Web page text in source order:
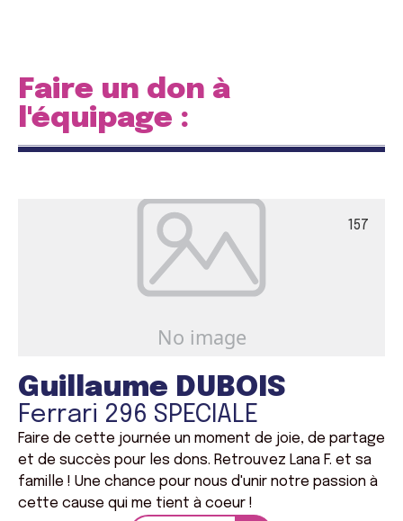
Faire un don à
l'équipage :
157
Guillaume DUBOIS
Ferrari 296 SPECIALE
Faire de cette journée un moment de joie, de partage
et de succès pour les dons. Retrouvez Lana F. et sa
famille ! Une chance pour nous d'unir notre passion à
cette cause qui me tient à coeur !